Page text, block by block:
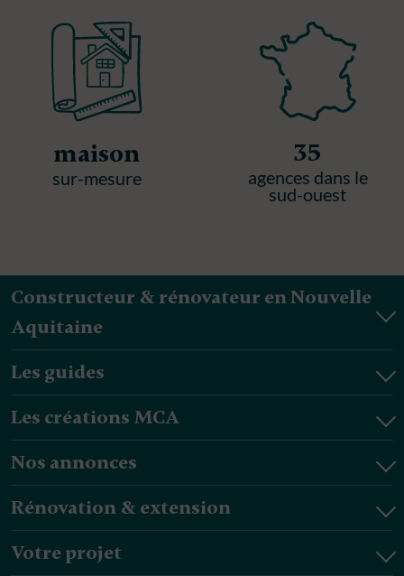
maison
sur-mesure
35
agences dans le
sud-ouest
Constructeur & rénovateur en Nouvelle
Aquitaine
Les guides
Les créations MCA
Nos annonces
Rénovation & extension
Votre projet